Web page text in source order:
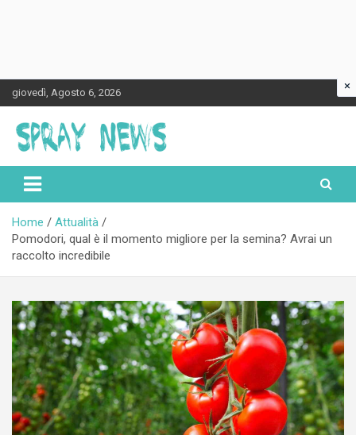
Skip
to
content
giovedì, Agosto 6, 2026
Spraynews.it
Home
Attualità
Pomodori, qual è il momento migliore per la semina? Avrai un
raccolto incredibile
×